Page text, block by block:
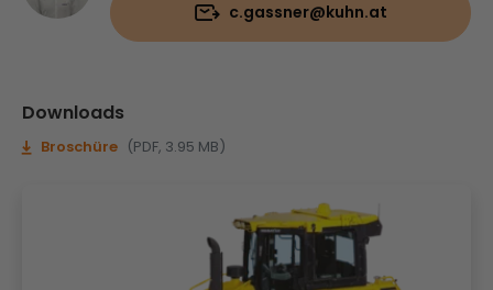
c.gassner@kuhn.at
Downloads
Broschüre (PDF, 3.95 MB)